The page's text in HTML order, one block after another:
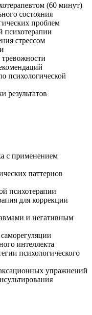
(60 минут)
состояния
проблем
психотерапии
стрессом
психологической
результатов
с применением
паттернов
психотерапии
для коррекции
и негативным
интеллекта
психологического
упражнений